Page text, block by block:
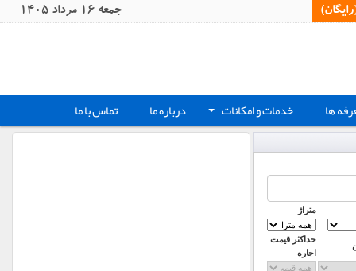
جمعه 16 مرداد 1405
ها + خدمات و امکانات درباره ما تماس با ما
متراژ
حداکثر قیمت
اجاره